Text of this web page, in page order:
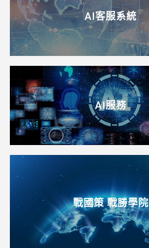
AI客服系統
AI服務
戰國策 戰勝學院